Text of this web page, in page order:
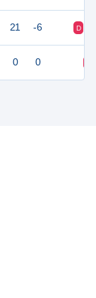
21 -6 D
0 0